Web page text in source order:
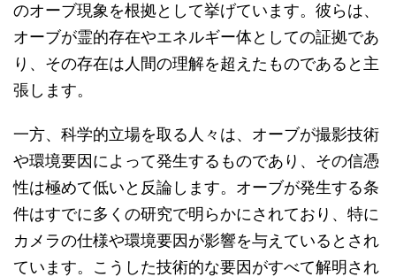
のオーブ現象を根拠として挙げています。彼らは、
オーブが霊的存在やエネルギー体としての証拠であ
り、その存在は人間の理解を超えたものであると主
張します。
一方、科学的立場を取る人々は、オーブが撮影技術
や環境要因によって発生するものであり、その信憑
性は極めて低いと反論します。オーブが発生する条
件はすでに多くの研究で明らかにされており、特に
カメラの仕様や環境要因が影響を与えているとされ
ています。こうした技術的な要因がすべて解明され